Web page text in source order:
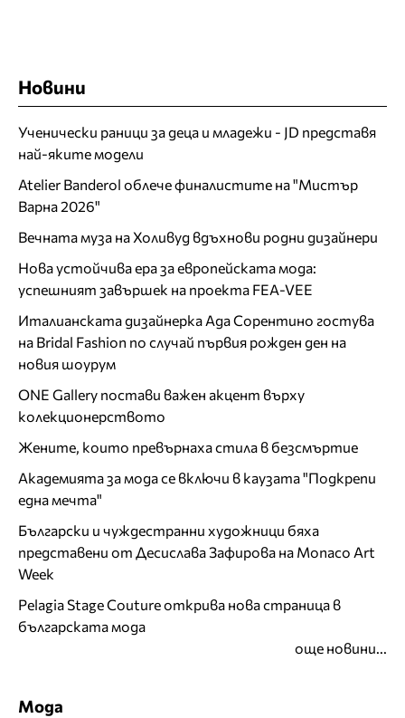
Новини
Ученически раници за деца и младежи - JD представя
най-яките модели
Atelier Banderol облече финалистите на "Мистър
Варна 2026"
Вечната муза на Холивуд вдъхнови родни дизайнери
Нова устойчива ера за европейската мода:
успешният завършек на проекта FEA-VEE
Италианската дизайнерка Ада Сорентино гостува
на Bridal Fashion по случай първия рожден ден на
новия шоурум
ONE Gallery постави важен акцент върху
колекционерството
Жените, които превърнаха стила в безсмъртие
Академията за мода се включи в каузата "Подкрепи
една мечта"
Български и чуждестранни художници бяха
представени от Десислава Зафирова на Monaco Art
Week
Pelagia Stage Couture открива нова страница в
българската мода
още новини...
Мода